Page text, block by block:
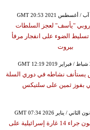
"يأسف" لعجز السلطات
تسليط الضوء على انفجار مرفأ
بيروت
يستأنف نشاطه في دوري السلة
بفوز ثمين على سلتيكس
قتيلان ومصابون جراء 14 غارة إسرائيلية على